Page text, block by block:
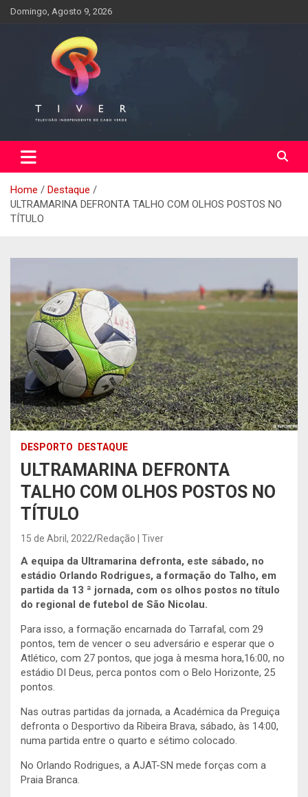
SkipDomingo, Agosto 9, 2026
Home
Destaque
ULTRAMARINA DEFRONTA TALHO COM OLHOS POSTOS NO
TÍTULO
DESPORTO DESTAQUE
ULTRAMARINA DEFRONTA
TALHO COM OLHOS POSTOS NO
TÍTULO
15 de Abril, 2022 Redação | Tiver
A equipa da Ultramarina defronta, este sábado, no
estádio Orlando Rodrigues, a formação do Talho, em
partida da 13 ª jornada, com os olhos postos no título
do regional de futebol de São Nicolau.
Para isso, a formação encarnada do Tarrafal, com 29
pontos, tem de vencer o seu adversário e esperar que o
Atlético, com 27 pontos, que joga à mesma hora,16:00, no
estádio DI Deus, perca pontos com o Belo Horizonte, 25
pontos.
Nas outras partidas da jornada, a Académica da Preguiça
defronta o Desportivo da Ribeira Brava, sábado, às 14:00,
numa partida entre o quarto e sétimo colocado.
No Orlando Rodrigues, a AJAT-SN mede forças com a
Praia Branca.